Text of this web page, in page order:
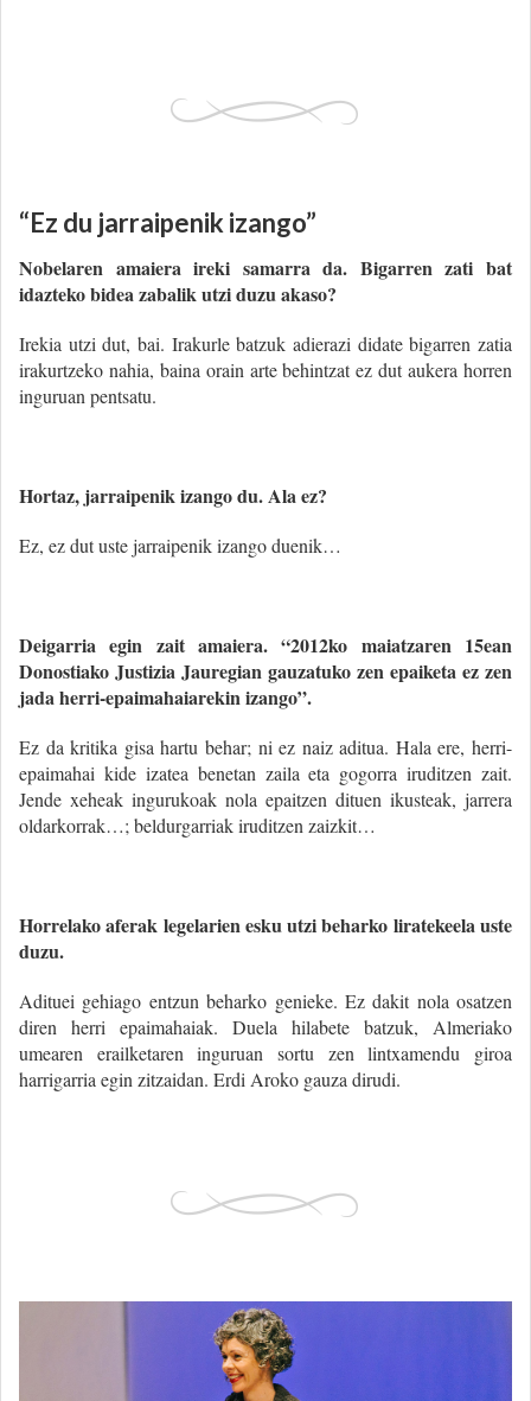
“Ez du jarraipenik izango”
Nobelaren amaiera ireki samarra da. Bigarren zati bat
idazteko bidea zabalik utzi duzu akaso?
Irekia utzi dut, bai. Irakurle batzuk adierazi didate bigarren zatia
irakurtzeko nahia, baina orain arte behintzat ez dut aukera horren
inguruan pentsatu.
Hortaz, jarraipenik izango du. Ala ez?
Ez, ez dut uste jarraipenik izango duenik…
Deigarria egin zait amaiera. “2012ko maiatzaren 15ean
Donostiako Justizia Jauregian gauzatuko zen epaiketa ez zen
jada herri-epaimahaiarekin izango”.
Ez da kritika gisa hartu behar; ni ez naiz aditua. Hala ere, herri-
epaimahai kide izatea benetan zaila eta gogorra iruditzen zait.
Jende xeheak ingurukoak nola epaitzen dituen ikusteak, jarrera
oldarkorrak…; beldurgarriak iruditzen zaizkit…
Horrelako aferak legelarien esku utzi beharko liratekeela uste
duzu.
Adituei gehiago entzun beharko genieke. Ez dakit nola osatzen
diren herri epaimahaiak. Duela hilabete batzuk, Almeriako
umearen erailketaren inguruan sortu zen lintxamendu giroa
harrigarria egin zitzaidan. Erdi Aroko gauza dirudi.